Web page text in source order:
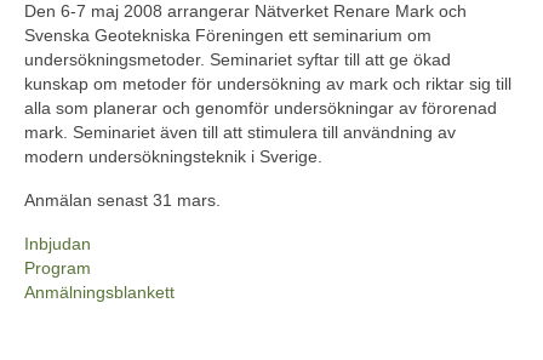
Den 6-7 maj 2008 arrangerar Nätverket Renare Mark och
Svenska Geotekniska Föreningen ett seminarium om
undersökningsmetoder. Seminariet syftar till att ge ökad
kunskap om metoder för undersökning av mark och riktar sig till
alla som planerar och genomför undersökningar av förorenad
mark. Seminariet även till att stimulera till användning av
modern undersökningsteknik i Sverige.
Anmälan senast 31 mars.
Inbjudan
Program
Anmälningsblankett